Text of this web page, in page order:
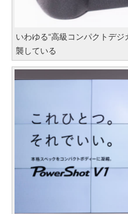
いわゆる“高級コンパクトデ
襲している